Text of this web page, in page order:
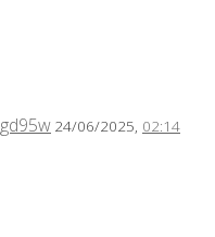
gd95w 24/06/2025, 02:14